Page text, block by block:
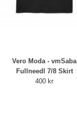
Vero Moda - vmSaba
Fullneedl 7/8 Skirt
400 kr